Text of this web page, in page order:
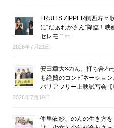
FRUITS ZIPPER鎮西寿々
に“だぁれかさん”降臨！
セレモニー
2026年7月21日
安田章大×のん、打ち合わ
も絶賛のコンビネーショ
バリアフリー上映試写会【
2026年7月19日
仲里依紗、のんの生き方